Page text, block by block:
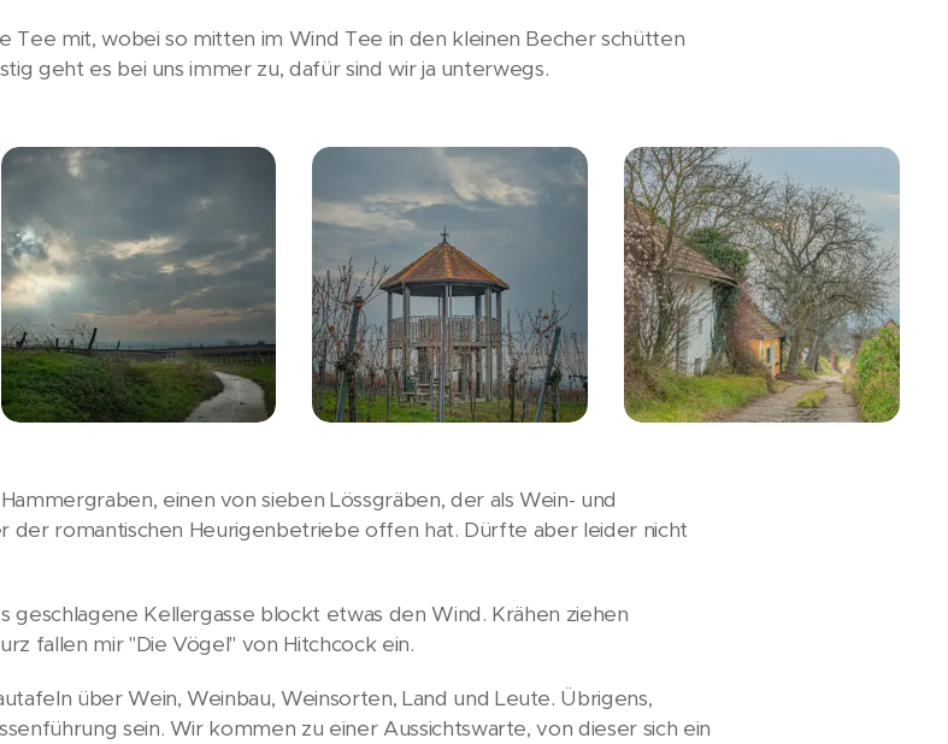
Tee mit, wobei so mitten im Wind Tee in den kleinen Becher schütten
geht es bei uns immer zu, dafür sind wir ja unterwegs.
einen von sieben Lössgräben, der als Wein- und
der romantischen Heurigenbetriebe offen hat. Dürfte aber leider nicht
geschlagene Kellergasse blockt etwas den Wind. Krähen ziehen
fallen mir "Die Vögel" von Hitchcock ein.
über Wein, Weinbau, Weinsorten, Land und Leute. Übrigens,
sein. Wir kommen zu einer Aussichtswarte, von dieser sich ein